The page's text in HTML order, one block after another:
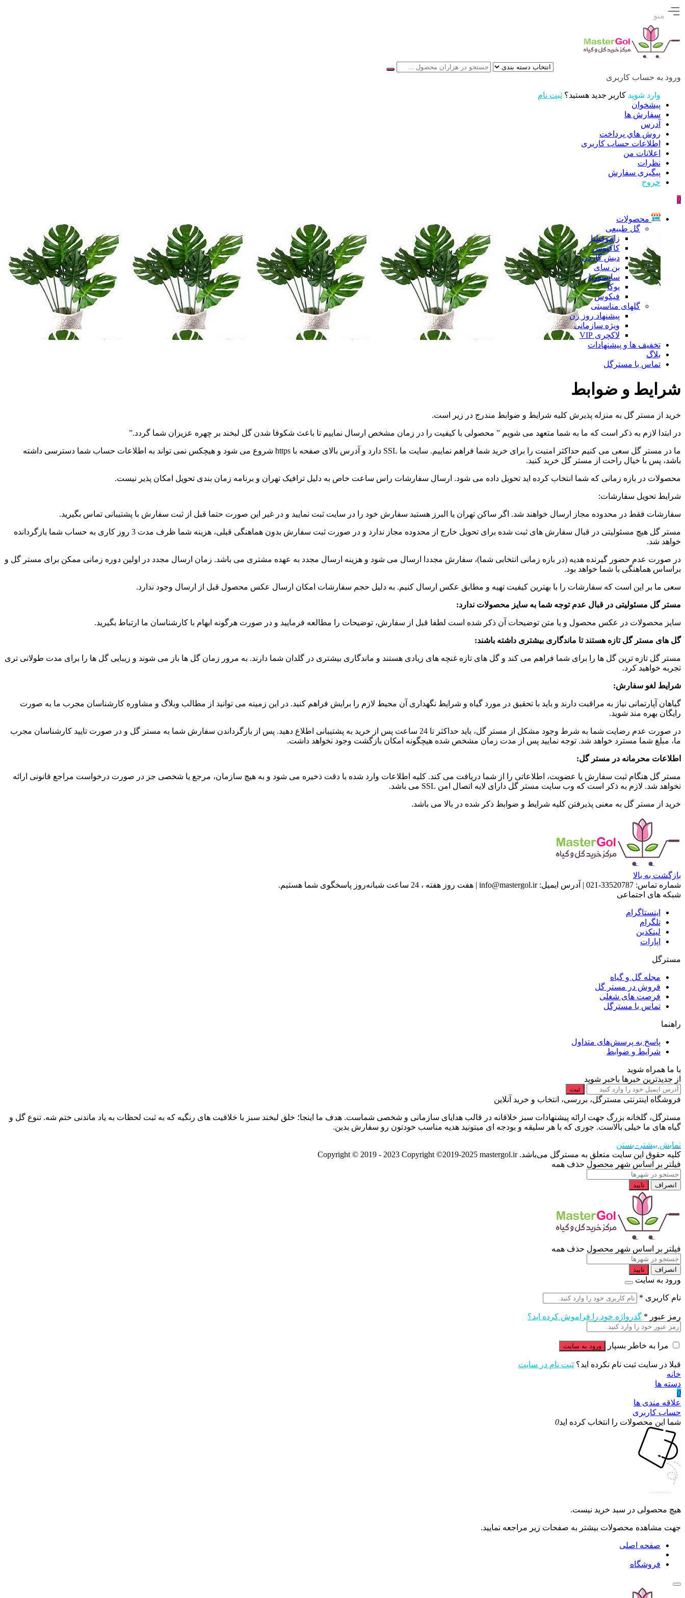
منو
ورود به حساب کاربری
وارد شوید کاربر جدید هستید؟ ثبت نام
پیشخوان
سفارش ها
آدرس
روش هاي پرداخت
اطلاعات حساب كاربری
اعلانات من
نظرات
پیگیری سفارش
خروج
0
محصولات
گل طبیعی
زاموفیلیا
کاکتوس
دیش گاردن
بن سای
سانسوریا
یوکا
فیکوس
گلهای مناسبتی
پیشنهاد روز زن
ویژه سازمانی
لاکچری VIP
تخفیف ها و پیشنهادات
بلاگ
تماس با مسترگل
شرایط و ضوابط
خرید از مستر گل به منزله پذیرش کلیه شرایط و ضوابط مندرج در زیر است.
در ابتدا لازم به ذکر است که ما به شما متعهد می شویم ” محصولی با کیفیت را در زمان مشخص ارسال نماییم تا باعث شکوفا شدن گل لبخند بر چهره عزیزان شما گردد.”
ما در مستر گل سعی می کنیم حداکثر امنیت را برای خرید شما فراهم نماییم. سایت ما SSL دارد و آدرس بالای صفحه با https شروع می شود و هیچکس نمی تواند به اطلاعات حساب شما دسترسی داشته
باشد، پس با خیال راحت از مستر گل خرید کنید.
محصولات در بازه زمانی که شما انتخاب کرده اید تحویل داده می شود. ارسال سفارشات راس ساعت خاص به دلیل ترافیک تهران و برنامه زمان بندی تحویل امکان پذیر نیست.
شرایط تحویل سفارشات:
سفارشات فقط در محدوده مجاز ارسال خواهند شد. اگر ساکن تهران یا البرز هستید سفارش خود را در سایت ثبت نمایید و در غیر این صورت حتما قبل از ثبت سفارش با پشتیبانی تماس بگیرید.
مستر گل هیچ مسئولیتی در قبال سفارش های ثبت شده برای تحویل خارج از محدوده مجاز ندارد و در صورت ثبت سفارش بدون هماهنگی قبلی، هزینه شما ظرف مدت 3 روز کاری به حساب شما بازگردانده
خواهد شد.
در صورت عدم حضور گیرنده هدیه (در بازه زمانی انتخابی شما)، سفارش مجددا ارسال می شود و هزینه ارسال مجدد به عهده مشتری می باشد. زمان ارسال مجدد در اولین دوره زمانی ممکن برای مستر گل و
براساس هماهنگی با شما خواهد بود.
سعی ما بر این است که سفارشات را با بهترین کیفیت تهیه و مطابق عکس ارسال کنیم. به دلیل حجم سفارشات امکان ارسال عکس محصول قبل از ارسال وجود ندارد.
مستر گل مسئولیتی در قبال عدم توجه شما به سایز محصولات ندارد:
سایز محصولات در عکس محصول و یا متن توضیحات آن ذکر شده است لطفا قبل از سفارش، توضیحات را مطالعه فرمایید و در صورت هرگونه ابهام با کارشناسان ما ارتباط بگیرید.
گل های مستر گل تازه هستند تا ماندگاری بیشتری داشته باشند:
مستر گل تازه ترین گل ها را برای شما فراهم می کند و گل های تازه غنچه های زیادی هستند و ماندگاری بیشتری در گلدان شما دارند. به مرور زمان گل ها باز می شوند و زیبایی گل ها را برای مدت طولانی تری
تجربه خواهید کرد.
شرایط لغو سفارش:
گیاهان آپارتمانی نیاز به مراقبت دارند و باید با تحقیق در مورد گیاه و شرایط نگهداری آن محیط لازم را برایش فراهم کنید. در این زمینه می توانید از مطالب وبلاگ و مشاوره کارشناسان مجرب ما به صورت
رایگان بهره مند شوید.
در صورت عدم رضایت شما به شرط وجود مشکل از مستر گل، باید حداکثر تا 24 ساعت پس از خرید به پشتیبانی اطلاع دهید. پس از بازگرداندن سفارش شما به مستر گل و در صورت تایید کارشناسان مجرب
ما، مبلغ شما مسترد خواهد شد. توجه نمایید پس از مدت زمان مشخص شده هیچگونه امکان بازگشت وجود نخواهد داشت.
اطلاعات محرمانه در مستر گل:
مستر گل هنگام ثبت سفارش یا عضویت، اطلاعاتی را از شما دریافت می کند. کلیه اطلاعات وارد شده با دقت ذخیره می شود و به هیچ سازمان، مرجع یا شخصی جز در صورت درخواست مراجع قانونی ارائه
نخواهد شد. لازم به ذکر است که وب سایت مستر گل دارای لایه اتصال امن SSL می باشد.
خرید از مستر گل به معنی پذیرفتن کلیه شرایط و ضوابط ذکر شده در بالا می باشد.
بازگشت به بالا
شماره تماس: 33520787-021
| آدرس ایمیل: info@mastergol.ir
| هفت روز هفته ، 24 ساعت شبانه‌روز پاسخگوی شما هستیم.
شبکه های اجتماعی
اینستاگرام
تلگرام
لینکدین
اپارات
مسترگل
مجله گل و گیاه
فروش در مستر گل
فرصت های شغلی
تماس با مسترگل
راهنما
پاسخ به پرسش‌های متداول
شرایط و ضوابط
با ما همراه شوید
از جدیدترین خبرها باخبر شوید
ثبت
فروشگاه اینترنتی مسترگل، بررسی، انتخاب و خرید آنلاین
مسترگل، گلخانه بزرگ جهت ارائه پیشنهادات سبز خلاقانه در قالب هدایای سازمانی و شخصی شماست. هدف ما اینجا؛ خلق لبخند سبز با خلاقیت های رنگیه که به ثبت لحظات به یاد ماندنی ختم شه. تنوع گل و
گیاه های ما خیلی بالاست. جوری که با هر سلیقه و بودجه ای میتونید هدیه مناسب خودتون رو سفارش بدین.
نمایش بیشتر - بستن
کلیه حقوق این سایت متعلق به مسترگل می‌باشد. Copyright © 2019 - 2023Copyright ©2019-2025 mastergol.ir
فیلتر بر اساس شهر محصول حذف همه
انصراف تایید
فیلتر بر اساس شهر محصول حذف همه
انصراف تایید
ورود به سایت
نام کاربری *
رمز عبور * گذرواژه خود را فراموش کرده اید؟
مرا به خاطر بسپار
قبلا در سایت ثبت نام نکرده اید؟ ثبت نام در سایت
خانه
دسته ها
0
علاقه مندی ها
حساب کاربری
شما این محصولات را انتخاب کرده اید0
هیچ محصولی در سبد خرید نیست.
جهت مشاهده محصولات بیشتر به صفحات زیر مراجعه نمایید.
صفحه اصلی
فروشگاه